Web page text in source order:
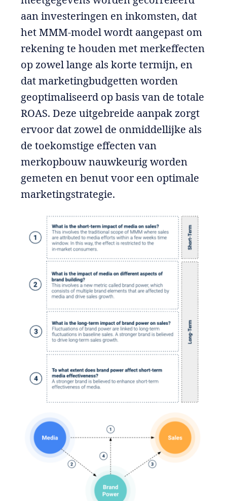
aan investeringen en inkomsten, dat
het MMM-model wordt aangepast om
rekening te houden met merkeffecten
op zowel lange als korte termijn, en
dat marketingbudgetten worden
geoptimaliseerd op basis van de totale
ROAS. Deze uitgebreide aanpak zorgt
ervoor dat zowel de onmiddellijke als
de toekomstige effecten van
merkopbouw nauwkeurig worden
gemeten en benut voor een optimale
marketingstrategie.